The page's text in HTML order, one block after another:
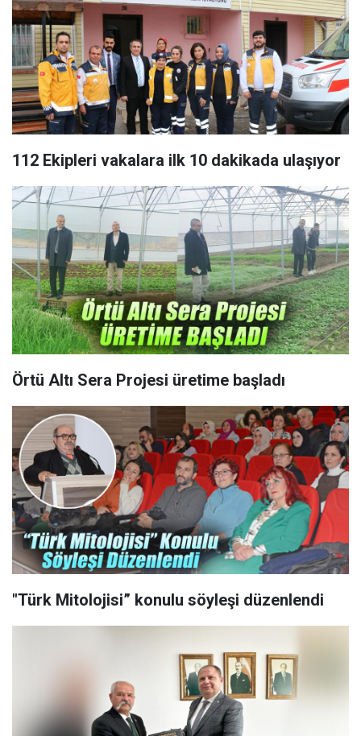
112 Ekipleri vakalara ilk 10 dakikada ulaşıyor
Örtü Altı Sera Projesi üretime başladı
"Türk Mitolojisi” konulu söyleşi düzenlendi